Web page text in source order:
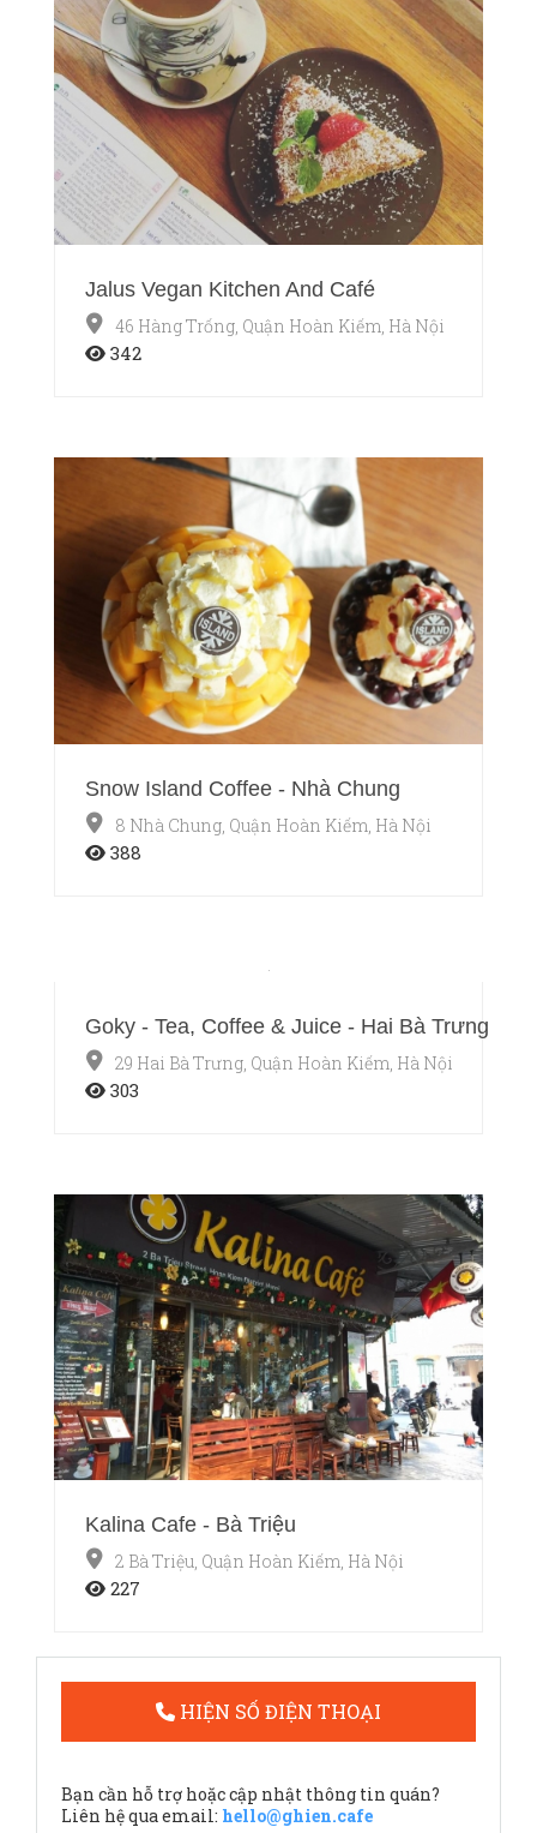
Jalus Vegan Kitchen And Café
46 Hàng Trống, Quận Hoàn Kiếm, Hà Nội
342
Snow Island Coffee - Nhà Chung
8 Nhà Chung, Quận Hoàn Kiếm, Hà Nội
388
Goky - Tea, Coffee & Juice - Hai Bà Trưng
29 Hai Bà Trưng, Quận Hoàn Kiếm, Hà Nội
303
Kalina Cafe - Bà Triệu
2 Bà Triệu, Quận Hoàn Kiếm, Hà Nội
227
HIỆN SỐ ĐIỆN THOẠI
Bạn cần hỗ trợ hoặc cập nhật thông tin quán?
Liên hệ qua email: hello@ghien.cafe